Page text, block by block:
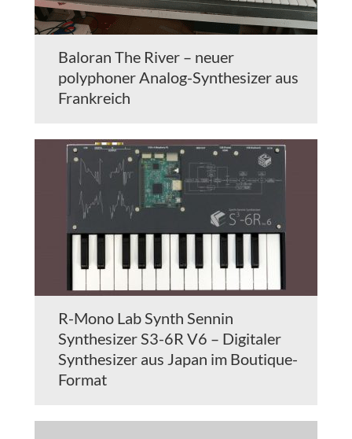
Baloran The River – neuer
polyphoner Analog-Synthesizer aus
Frankreich
R-Mono Lab Synth Sennin
Synthesizer S3-6R V6 – Digitaler
Synthesizer aus Japan im Boutique-
Format